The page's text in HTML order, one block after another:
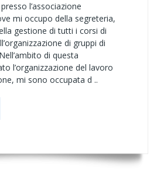
l’associazione
mi occupo della segreteria,
gestione di tutti i corsi di
di gruppi di
di questa
l’organizzazione del lavoro
mi sono occupata d ..